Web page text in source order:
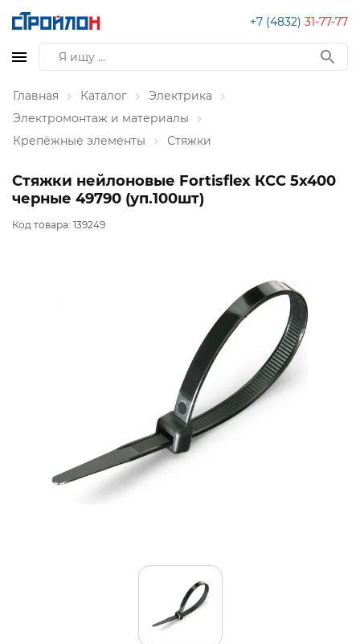
+7 (4832) 31-77-77
Главная Каталог
Электрика
Электромонтаж и материалы
Крепёжные элементы
Стяжки
Стяжки нейлоновые Fortisflex КСС 5х400
черные 49790 (уп.100шт)
Код товара: 139249